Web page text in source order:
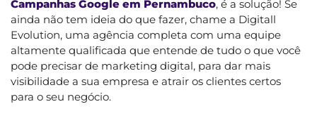
Campanhas Google em Pernambuco, é a solução! Se
ainda não tem ideia do que fazer, chame a Digitall
Evolution, uma agência completa com uma equipe
altamente qualificada que entende de tudo o que você
pode precisar de marketing digital, para dar mais
visibilidade a sua empresa e atrair os clientes certos
para o seu negócio.